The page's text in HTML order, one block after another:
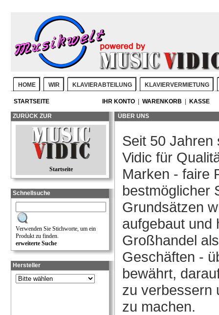
HOME WIR KLAVIERABTEILUNG KLAVIERVERMIETUNG
STARTSEITE IHR KONTO WARENKORB KASSE
ZURÜCK ZUR
Startseite
Schnellsuche
Verwenden Sie Stichworte, um ein
Produkt zu finden.
erweiterte Suche
Hersteller
ÜBER UNS
Seit 50 Jahren
Vidic für
Marken - faire
bestmöglicher
Grundsätzen
aufgebaut und
Großhandel
Geschäften -
bewährt,
zu verbessern
zu machen.